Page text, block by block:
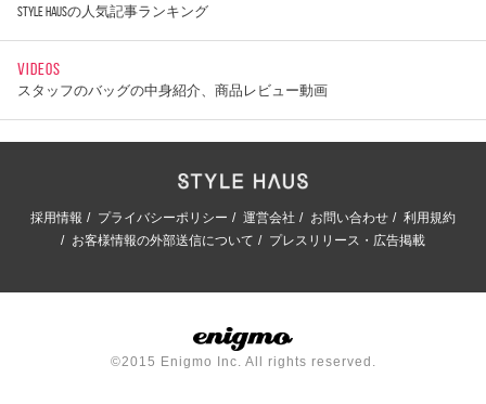
STYLE HAUSの人気記事ランキング
VIDEOS
スタッフのバッグの中身紹介、商品レビュー動画
採用情報 プライバシーポリシー 運営会社 お問い合わせ
利用規約
お客様情報の外部送信について
プレスリリース・広告掲載
©2015 Enigmo Inc. All rights reserved.